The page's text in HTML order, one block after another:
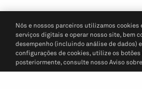
Nós e nossos parceiros utilizamos cookies
serviços digitais e operar nosso site, bem
desempenho (incluindo análise de dados)
configurações de cookies, utilize os
posteriormente, consulte nosso Aviso